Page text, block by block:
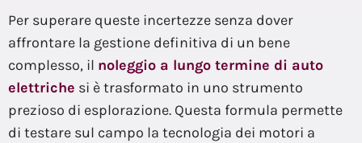
Per superare queste incertezze senza dover
affrontare la gestione definitiva di un bene
complesso, il noleggio a lungo termine di auto
elettriche si è trasformato in uno strumento
prezioso di esplorazione. Questa formula permette
di testare sul campo la tecnologia dei motori a